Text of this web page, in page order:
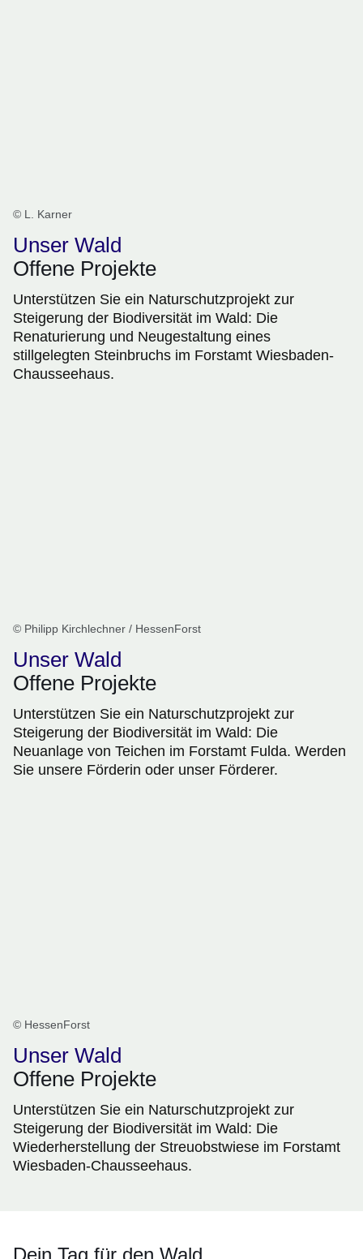
© L. Karner
Unser Wald
Offene Projekte
Unterstützen Sie ein Naturschutzprojekt zur
Steigerung der Biodiversität im Wald: Die
Renaturierung und Neugestaltung eines
stillgelegten Steinbruchs im Forstamt Wiesbaden-
Chausseehaus.
© Philipp Kirchlechner / HessenForst
Unser Wald
Offene Projekte
Unterstützen Sie ein Naturschutzprojekt zur
Steigerung der Biodiversität im Wald: Die
Neuanlage von Teichen im Forstamt Fulda. Werden
Sie unsere Förderin oder unser Förderer.
© HessenForst
Unser Wald
Offene Projekte
Unterstützen Sie ein Naturschutzprojekt zur
Steigerung der Biodiversität im Wald: Die
Wiederherstellung der Streuobstwiese im Forstamt
Wiesbaden-Chausseehaus.
Dein Tag für den Wald